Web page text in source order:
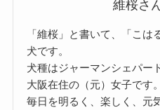
維桜さ
「維桜」と書いて、「こは
犬です。
犬種はジャーマンシェパー
大阪在住の（元）女子です。
毎日を明るく、楽しく、元